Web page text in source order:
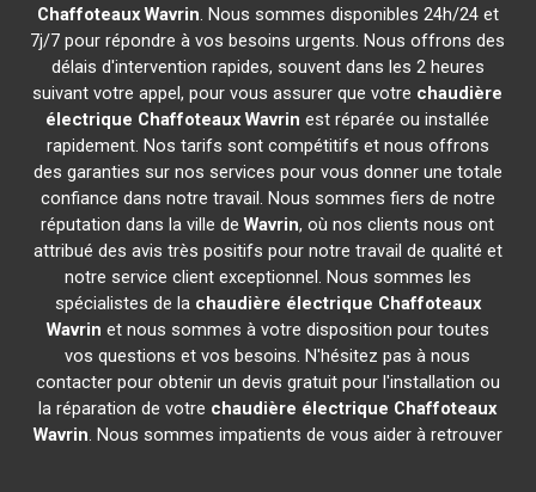
Chaffoteaux Wavrin. Nous sommes disponibles 24h/24 et
7j/7 pour répondre à vos besoins urgents. Nous offrons des
délais d'intervention rapides, souvent dans les 2 heures
suivant votre appel, pour vous assurer que votre chaudière
électrique Chaffoteaux Wavrin est réparée ou installée
rapidement. Nos tarifs sont compétitifs et nous offrons
des garanties sur nos services pour vous donner une totale
confiance dans notre travail. Nous sommes fiers de notre
réputation dans la ville deWavrin, où nos clients nous ont
attribué des avis très positifs pour notre travail de qualité et
notre service client exceptionnel. Nous sommes les
spécialistes de la chaudière électrique Chaffoteaux
Wavrin et nous sommes à votre disposition pour toutes
vos questions et vos besoins. N'hésitez pas à nous
contacter pour obtenir un devis gratuit pour l'installation ou
la réparation de votre chaudière électrique Chaffoteaux
Wavrin. Nous sommes impatients de vous aider à retrouver